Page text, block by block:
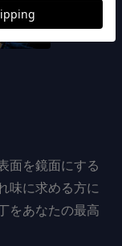
面を鏡面にする
味に求める方に
をあなたの最高